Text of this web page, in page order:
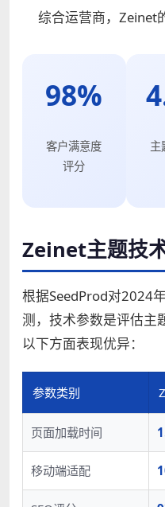
综合运营商，Zeinet
98%
客户满意度
评分
主
Zeinet主题技
根据SeedProd对2024
测，技术参数是评估主
以下方面表现优异：
参数类别
页面加载时间
移动端适配